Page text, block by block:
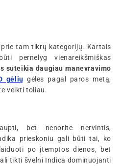
tam tikrų kategorijų. Kartais
pernelyg vienareikšmiškas
suteikia daugiau manevravimo
gėlių gėles pagal paros metą,
veikti toliau.
bet nenorite nervintis,
prieskoniu gali būti tai, ko
po įtemptos dienos, bet
tikti švelni Indica dominuojanti